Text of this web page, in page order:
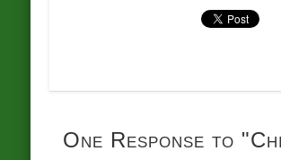
One Response to